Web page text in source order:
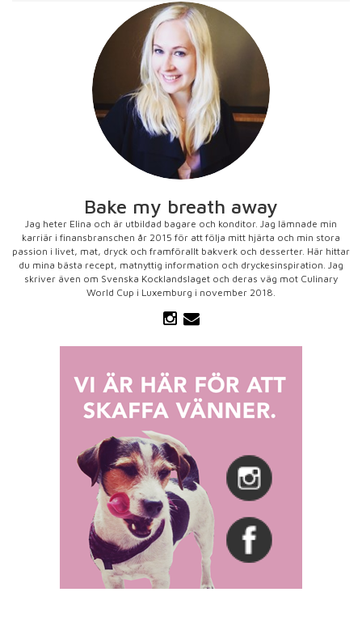
Bake my breath away
Jag heter Elina och är utbildad bagare och konditor. Jag lämnade min
karriär i finansbranschen år 2015 för att följa mitt hjärta och min stora
passion i livet, mat, dryck och framförallt bakverk och desserter. Här hittar
du mina bästa recept, matnyttig information och dryckesinspiration. Jag
skriver även om Svenska Kocklandslaget och deras väg mot Culinary
World Cup i Luxemburg i november 2018.